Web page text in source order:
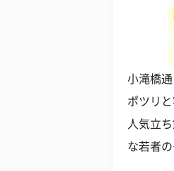
小滝橋
ポツリ
人気立
な若者